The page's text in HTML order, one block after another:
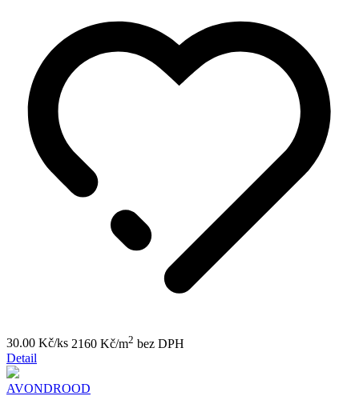
30.00 Kč/ks 2160 Kč/m2 bez DPH
Detail
AVONDROOD